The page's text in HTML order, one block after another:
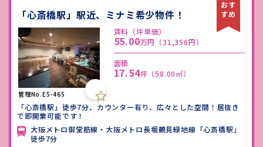
「心斎橋駅」駅近、ミナミ希少物件！
管理No.E5-465
賃料（坪単価）
55.00万円 （31,356円）
面積
17.54坪 （58.00㎡）
「心斎橋駅」徒歩7分、カウンター有り、広々とした空間！居抜き
で即開業可能です！
大阪メトロ御堂筋線・大阪メトロ長堀鶴見緑地線「心斎橋駅」
徒歩7分